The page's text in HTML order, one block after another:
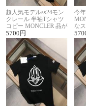
超人気モデルss24モン
クレール 半袖Tシャツ
コピー MONCLER 品が
良く見た目
5700 円
今
な
ル